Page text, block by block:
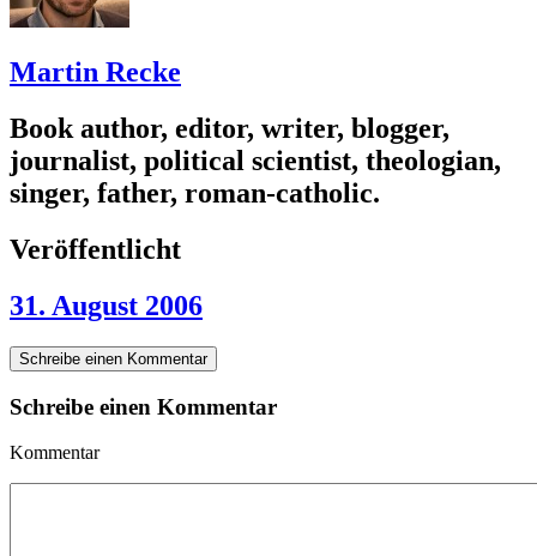
Martin Recke
Book author, editor, writer, blogger,
journalist, political scientist, theologian,
singer, father, roman-catholic.
Veröffentlicht
31. August 2006
Schreibe einen Kommentar
Schreibe einen Kommentar
Kommentar